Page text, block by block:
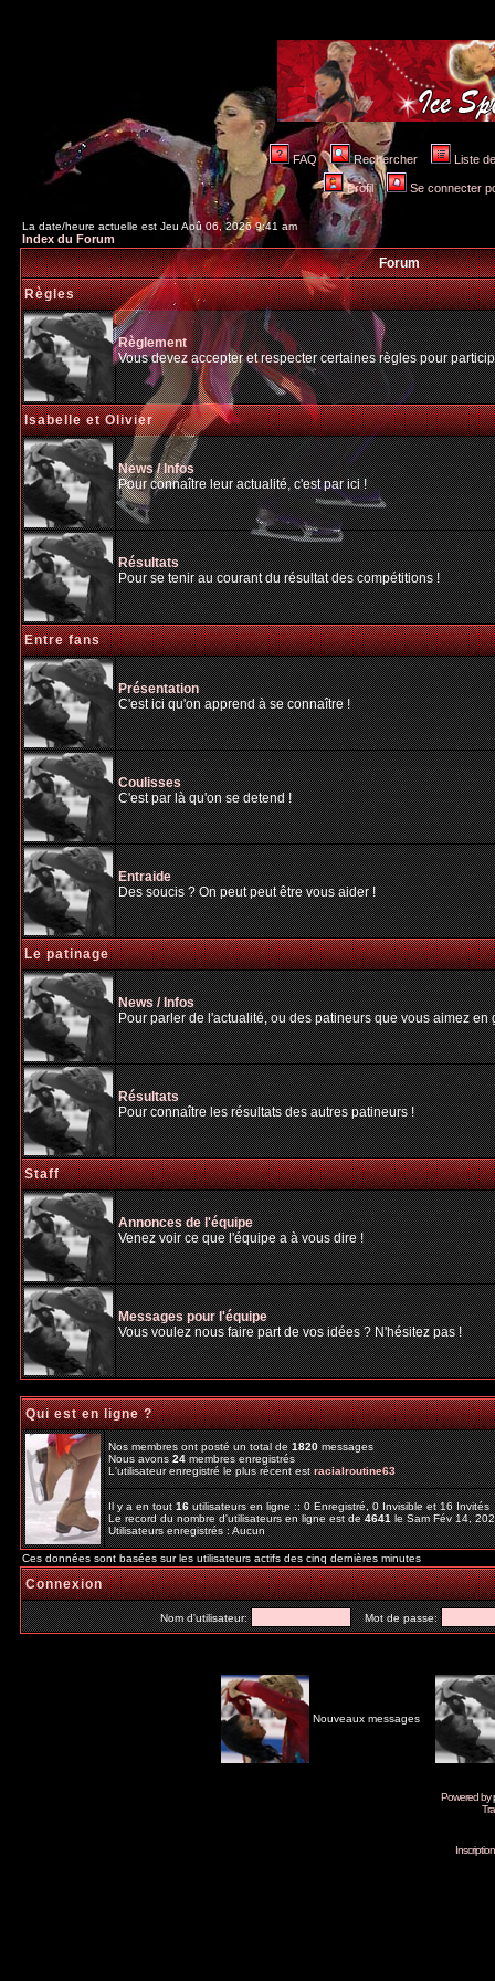
FAQ Rechercher Liste
Profil Se connecter
La date/heure actuelle est Jeu Aoû 06, 2026 9:41 am
Index du Forum
Forum
Règles
Règlement
Vous devez accepter et respecter certaines règles pour
Isabelle et Olivier
News / Infos
Pour connaître leur actualité, c'est par ici !
Résultats
Pour se tenir au courant du résultat des compétitions !
Entre fans
Présentation
C'est ici qu'on apprend à se connaître !
Coulisses
C'est par là qu'on se detend !
Entraide
Des soucis ? On peut peut être vous aider !
Le patinage
News / Infos
Pour parler de l'actualité, ou des patineurs que vous aimez
Résultats
Pour connaître les résultats des autres patineurs !
Staff
Annonces de l'équipe
Venez voir ce que l'équipe a à vous dire !
Messages pour l'équipe
Vous voulez nous faire part de vos idées ? N'hésitez pas !
Qui est en ligne ?
Nos membres ont posté un total de1820messages
Nous avons24membres enregistrés
L'utilisateur enregistré le plus récent estracialroutine63
Il y a en tout16utilisateurs en ligne :: 0 Enregistré, 0 Invisible et 16
Le record du nombre d'utilisateurs en ligne est de4641le Sam Fév 14,
Utilisateurs enregistrés : Aucun
Ces données sont basées sur les utilisateurs actifs des cinq dernières minutes
Connexion
Nom d'utilisateur: Mot de passe:
Nouveaux messages
Powered by